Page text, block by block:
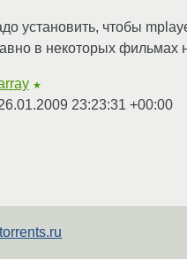
установить, чтобы
в некоторых фильмах
★
23:23:31 +00:00